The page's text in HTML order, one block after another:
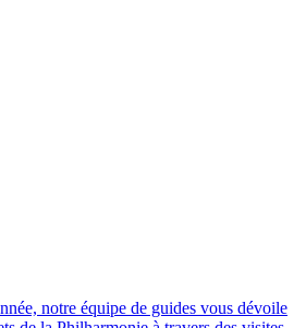
notre équipe de guides vous dévoile